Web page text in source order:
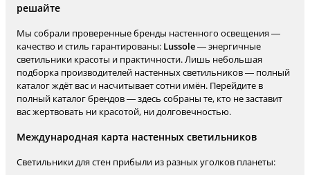
решайте
Мы собрали проверенные бренды настенного освещения —
качество и стиль гарантированы: Lussole— энергичные
светильники красоты и практичности. Лишь небольшая
подборка производителей настенных светильников — полный
каталог ждёт вас и насчитывает сотни имён. Перейдите в
полный каталог брендов — здесь собраны те, кто не заставит
вас жертвовать ни красотой, ни долговечностью.
Международная карта настенных светильников
Светильники для стен прибыли из разных уголков планеты: